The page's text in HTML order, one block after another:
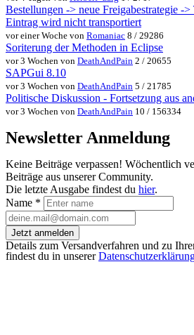
Bestellungen -> neue Freigabestrategie -
Eintrag wird nicht transportiert
vor einer Woche von Romaniac 8 / 29286
Soriterung der Methoden in Eclipse
vor 3 Wochen von DeathAndPain 2 / 20655
SAPGui 8.10
vor 3 Wochen von DeathAndPain 5 / 21785
Politische Diskussion - Fortsetzung aus
vor 3 Wochen von DeathAndPain 10 / 156334
Newsletter Anmeldung
Keine Beiträge verpassen! Wöchentlich
Beiträge aus unserer Community.
Die letzte Ausgabe findest du hier.
Name *
Jetzt anmelden
Details zum Versandverfahren und zu
findest du in unserer